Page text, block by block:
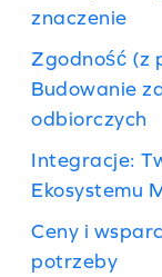
znaczenie
Zgodność (z
Budowanie
odbiorczych
Integracje:
Ekosystemu
Ceny i
potrzeby